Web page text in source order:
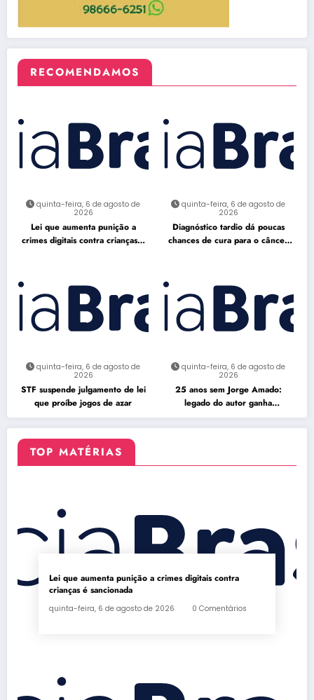
RECOMENDAMOS
quinta-feira, 6 de agosto de
2026
Lei que aumenta punição a
crimes digitais contra crianças é
quinta-feira, 6 de agosto de
2026
Diagnóstico tardio dá poucas
chances de cura para o câncer
quinta-feira, 6 de agosto de
2026
STF suspende julgamento de lei
que proíbe jogos de azar
quinta-feira, 6 de agosto de
2026
25 anos sem Jorge Amado:
legado do autor ganha
celebração na Flipelô
TOP MATÉRIAS
Lei que aumenta punição a crimes digitais contra
crianças é sancionada
quinta-feira, 6 de agosto de 2026 0 Comentários